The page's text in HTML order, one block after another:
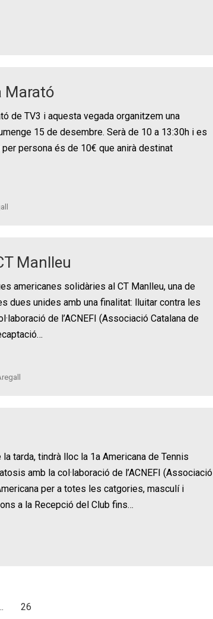
Marató
de TV3 i aquesta vegada organitzem una
15 de desembre. Serà de 10 a 13:30h i es
persona és de 10€ que anirà destinat
Manlleu
americanes solidàries al CT Manlleu, una de
dues unides amb una finalitat: lluitar contra les
de l’ACNEFI (Associació Catalana de
tarda, tindrà lloc la 1a Americana de Tennis
amb la col·laboració de l’ACNEFI (Associació
per a totes les catgories, masculí i
a la Recepció del Club fins…
26